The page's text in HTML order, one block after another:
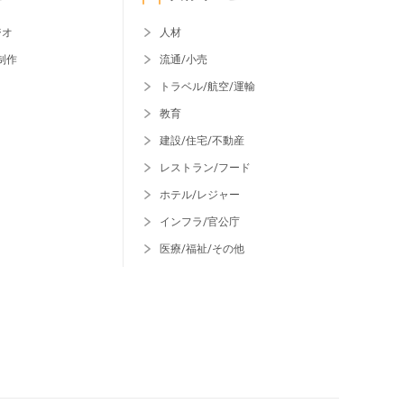
作
人材
流通/小売
トラベル/航空/運輸
教育
建設/住宅/不動産
レストラン/フード
ホテル/レジャー
インフラ/官公庁
医療/福祉/その他